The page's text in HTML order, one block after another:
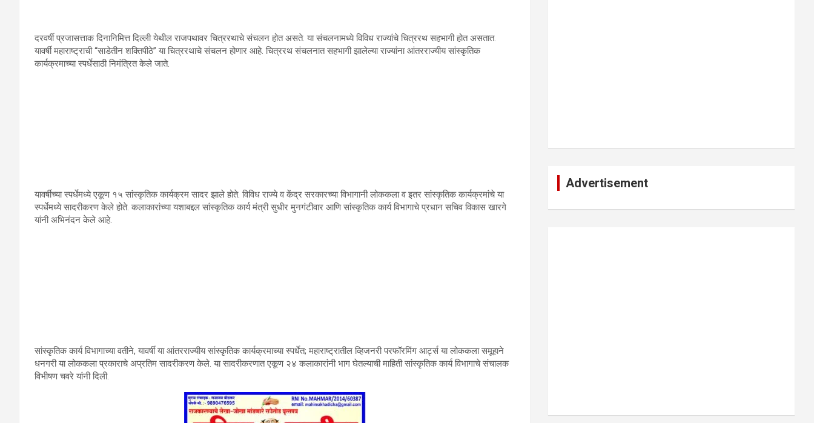
दरवर्षी प्रजासत्ताक दिनानिमित्त दिल्ली येथील राजपथावर चित्ररथाचे संचलन होत असते. या संचलनामध्ये विविध राज्यांचे चित्ररथ सहभागी होत असतात.
यावर्षी महाराष्ट्राची “साडेतीन शक्तिपीठे” या चित्ररथाचे संचलन होणार आहे. चित्ररथ संचलनात सहभागी झालेल्या राज्यांना आंतरराज्यीय सांस्कृतिक
कार्यक्रमाच्या स्पर्धेसाठी निमंत्रित केले जाते.
यावर्षीच्या स्पर्धेमध्ये एकूण १५ सांस्कृतिक कार्यक्रम सादर झाले होते. विविध राज्ये व केंद्र सरकारच्या विभागानी लोककला व इतर सांस्कृतिक कार्यक्रमांचे या
स्पर्धेमध्ये सादरीकरण केले होते. कलाकारांच्या यशाबद्दल सांस्कृतिक कार्य मंत्री सुधीर मुनगंटीवार आणि सांस्कृतिक कार्य विभागाचे प्रधान सचिव विकास खारगे
यांनी अभिनंदन केले आहे.
सांस्कृतिक कार्य विभागाच्या वतीने, यावर्षी या आंतरराज्यीय सांस्कृतिक कार्यक्रमाच्या स्पर्धेत; महाराष्ट्रातील व्हिजनरी परफॉरमिंग आर्ट्स या लोककला समूहाने
धनगरी या लोककला प्रकाराचे अप्रतिम सादरीकरण केले. या सादरीकरणात एकूण २४ कलाकारांनी भाग घेतल्याची माहिती सांस्कृतिक कार्य विभागाचे संचालक
विभीषण चवरे यांनी दिली.
Advertisement